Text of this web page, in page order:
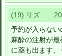
(19) リズ
予約が入らない
麻酔の注射が
に薬も出ます、